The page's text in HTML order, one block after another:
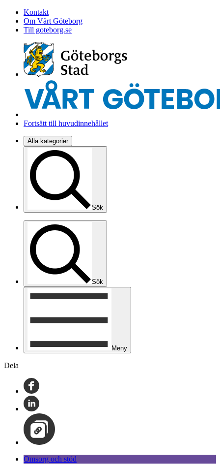
Kontakt
Om Vårt Göteborg
Till goteborg.se
Fortsätt till huvudinnehållet
Alla kategorier
Sök
Sök
Meny
Dela
Omsorg och stöd